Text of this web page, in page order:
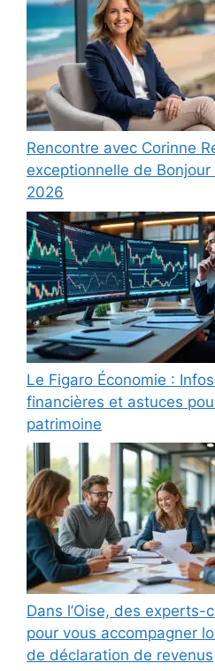
Rencontre avec Corinne
exceptionnelle de
2026
Le Figaro Économie :
financières et astuces
patrimoine
Dans l’Oise, des
pour vous accompagner
de déclaration de revenus